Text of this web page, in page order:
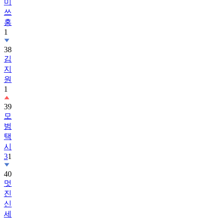
쓰
홍
1
38
김
지
원
1
39
모
범
택
시
31
40
멋
진
신
세